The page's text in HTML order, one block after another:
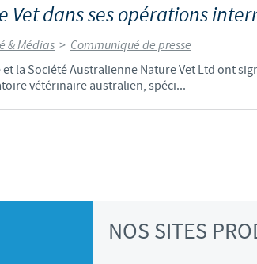
Vet dans ses opérations
& Médias > Communiqué de presse
la Société Australienne Nature Vet Ltd ont
vétérinaire australien, spéci...
NOS SITES